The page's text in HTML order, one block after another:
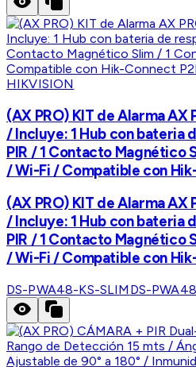
HIKVISION
(AX PRO) KIT de Alarma AX
/ Incluye: 1 Hub con bateria
PIR / 1 Contacto Magnético
/ Wi-Fi / Compatible con
(AX PRO) KIT de Alarma AX
/ Incluye: 1 Hub con bateria
PIR / 1 Contacto Magnético
/ Wi-Fi / Compatible con
DS-PWA48-KS-SLIM DS-